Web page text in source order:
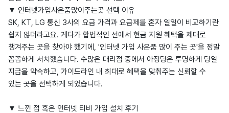
▼ 인터넷가입사은품많이주는곳 선택 이유
SK, KT, LG 통신 3사의 요금 가격과 요금제를 혼자 일일이 비교하기란
쉽지 않더라고요. 게다가 합법적인 선에서 현금 지원 혜택을 제대로
챙겨주는 곳을 찾아야 했기에, '인터넷 가입 사은품 많이 주는 곳'을 정말
꼼꼼하게 서치했습니다. 수많은 대리점 중에서 아정당은 투명하게 당일
지급을 약속하고, 가이드라인 내 최대로 혜택을 맞춰주는 신뢰할 수
있는 곳을 선택하게 되었습니다.
▼ 느낀 점 혹은 인터넷 티비 가입 설치 후기